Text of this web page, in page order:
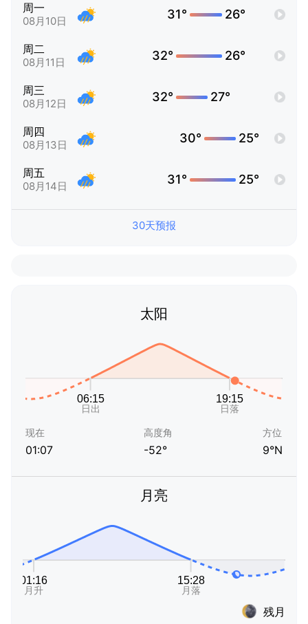
周一
08月10日 31° 26°
周二
08月11日 32° 26°
周三
08月12日 32° 27°
周四
08月13日 30° 25°
周五
08月14日 31° 25°
30天预报
太阳
现在
01:07
高度角
-52°
方位
9°N
月亮
残月